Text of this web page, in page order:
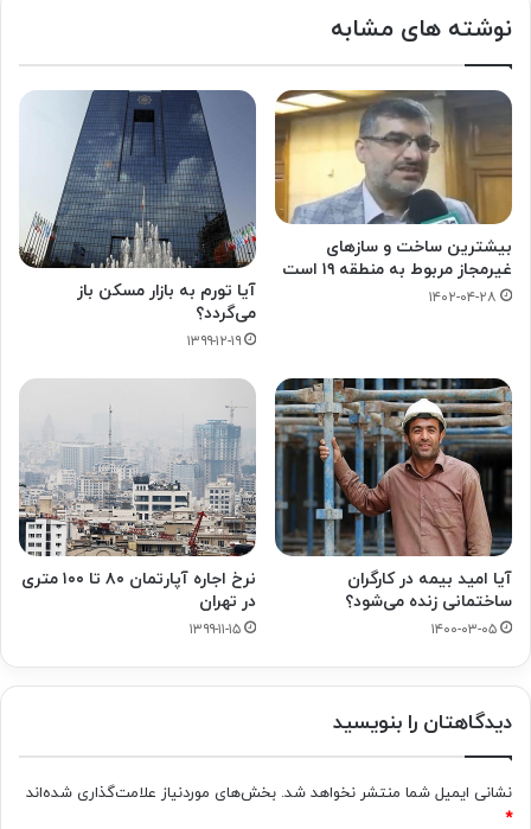
نوشته های مشابه
بیشترین ساخت و سازهای
غیرمجاز مربوط به منطقه ۱۹ است
۱۴۰۲-۰۴-۲۸
آیا تورم به بازار مسکن باز
می‌گردد؟
۱۳۹۹-۱۲-۱۹
آیا امید بیمه در کارگران
ساختمانی زنده می‌شود؟
۱۴۰۰-۰۳-۰۵
نرخ اجاره آپارتمان‌ ۸۰ تا ۱۰۰ متری
در تهران
۱۳۹۹-۱۱-۱۵
دیدگاهتان را بنویسید
نشانی ایمیل شما منتشر نخواهد شد. بخش‌های موردنیاز علامت‌گذاری شده‌اند
*